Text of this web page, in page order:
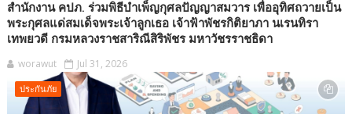
สำนักงาน คปภ. ร่วมพิธีบำเพ็ญกุศลปัญญาสมวาร เพื่ออุทิศถวายเป็น
พระกุศลแด่สมเด็จพระเจ้าลูกเธอ เจ้าฟ้าพัชรกิติยาภา นเรนทิรา
เทพยวดี กรมหลวงราชสาริณีสิริพัชร มหาวัชรราชธิดา
worawut Jul 31, 2026
ประกันภัย